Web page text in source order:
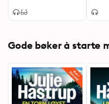
Gode bøker å starte